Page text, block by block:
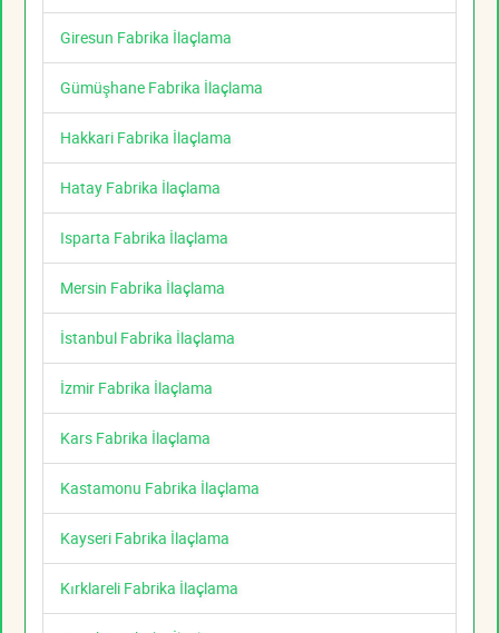
Giresun Fabrika İlaçlama
Gümüşhane Fabrika İlaçlama
Hakkari Fabrika İlaçlama
Hatay Fabrika İlaçlama
Isparta Fabrika İlaçlama
Mersin Fabrika İlaçlama
İstanbul Fabrika İlaçlama
İzmir Fabrika İlaçlama
Kars Fabrika İlaçlama
Kastamonu Fabrika İlaçlama
Kayseri Fabrika İlaçlama
Kırklareli Fabrika İlaçlama